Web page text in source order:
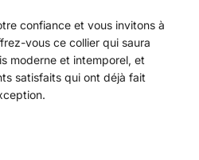
confiance et vous invitons à
vous ce collier qui saura
moderne et intemporel, et
satisfaits qui ont déjà fait